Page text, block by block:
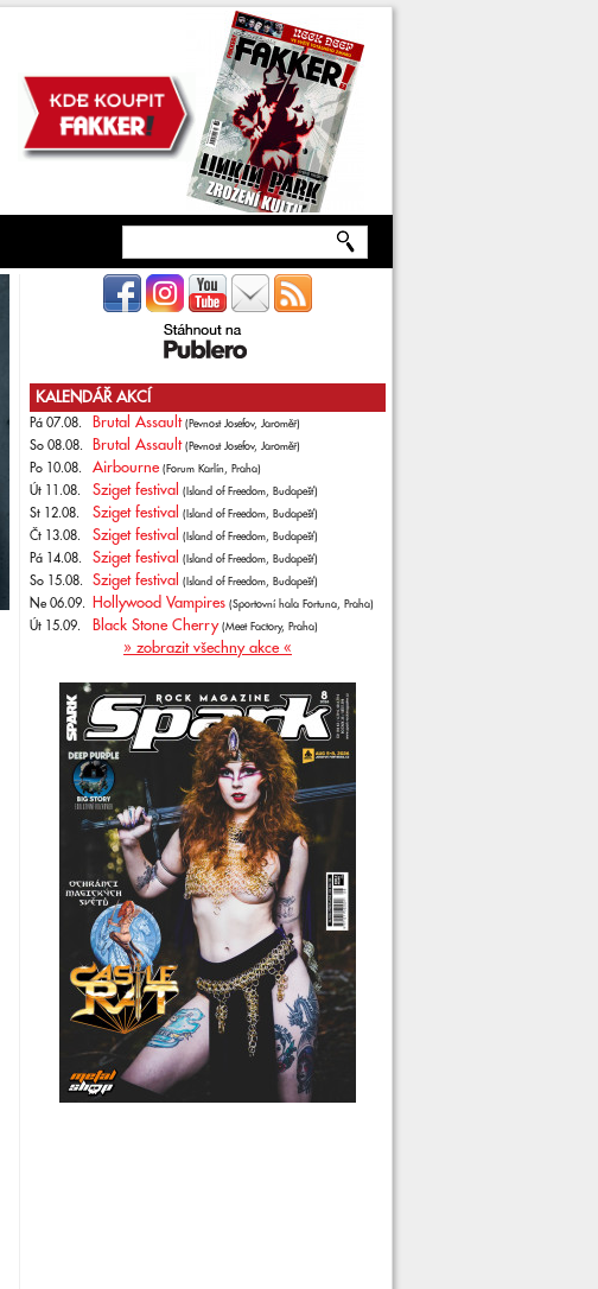
KALENDÁŘ AKCÍ
Pá 07.08. Brutal Assault (Pevnost Josefov, Jaroměř)
So 08.08. Brutal Assault (Pevnost Josefov, Jaroměř)
Po 10.08. Airbourne (Forum Karlín, Praha)
Út 11.08. Sziget festival (Island of Freedom, Budapešť)
St 12.08. Sziget festival (Island of Freedom, Budapešť)
Čt 13.08. Sziget festival (Island of Freedom, Budapešť)
Pá 14.08. Sziget festival (Island of Freedom, Budapešť)
So 15.08. Sziget festival (Island of Freedom, Budapešť)
Ne 06.09. Hollywood Vampires (Sportovní hala Fortuna, Praha)
Út 15.09. Black Stone Cherry (Meet Factory, Praha)
» zobrazit všechny akce «